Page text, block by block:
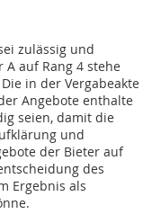
zulässig und
auf Rang 4 stehe
in der Vergabeakte
Angebote enthalte
seien, damit die
und
der Bieter auf
des
Ergebnis als